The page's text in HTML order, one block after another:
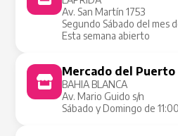
Av. San Martín 1753
Segundo Sábado del mes
Esta semana abierto
Mercado del Puerto
BAHIA BLANCA
Av. Mario Guido s/n
Sábado y Domingo de